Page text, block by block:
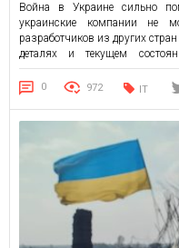
Война в Украине сильно
украинские компании не
разработчиков из других
деталях и текущем
разработчиков рассказал в
компании MLP Co. Хотя
0 972 IT